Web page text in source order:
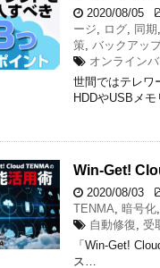
2020/08/05
ージ, ログ, 同期,
策, バックアッ
オンライン
世間ではテレワ
HDDやUSBメ
Win-Get!
2020/08/03
TENMA, 暗号化,
自動修復, 受
「Win-Get!
ス…